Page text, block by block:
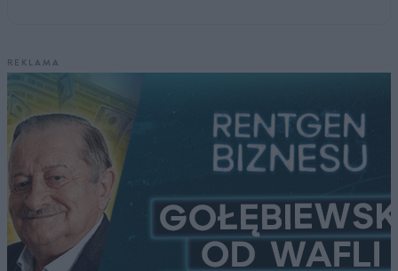
REKLAMA